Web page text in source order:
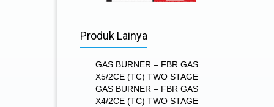
Produk Lainya
GAS BURNER – FBR GAS
X5/2CE (TC) TWO STAGE
GAS BURNER – FBR GAS
X4/2CE (TC) TWO STAGE